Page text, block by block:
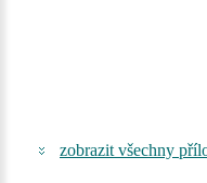
zobrazit všechny